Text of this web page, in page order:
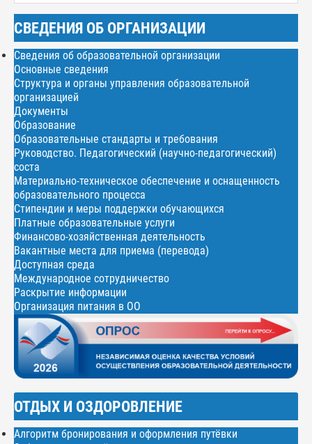
СВЕДЕНИЯ ОБ ОРГАНИЗАЦИИ
Сведения об образовательной организации
Основные сведения
Структура и органы управления образовательной
организацией
Документы
Образование
Образовательные стандарты и требования
Руководство. Педагогический (научно-педагогический)
соста
Материально-техническое обеспечение и оснащенность
образовательного процесса
Стипендии и меры поддержки обучающихся
Платные образовательные услуги
Финансово-хозяйственная деятельность
Вакантные места для приема (перевода)
Доступная среда
Международное сотрудничество
Раскрытие информации
Организация питания в ОО
ОТДЫХ И ОЗДОРОВЛЕНИЕ
Алгоритм бронирования и оформления путёвки